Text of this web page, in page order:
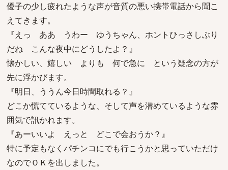
優子の少し疲れたような声が音質の悪い携帯電話から聞こ
えてきます。
『えっ ああ うわー ゆうちゃん、ホントひっさしぶり
だね こんな夜中にどうしたよ？』
懐かしい、嬉しい よりも 何で急に という疑念の方が
先に浮かびます。
『明日、ううん今日時間取れる？』
どこか慌てているような、そして声を潜めているような雰
囲気で訊かれます。
『あーいいよ えっと どこで会おうか？』
特に予定もなくパチンコにでも行こうかと思っていただけ
なのでＯＫを出しました。